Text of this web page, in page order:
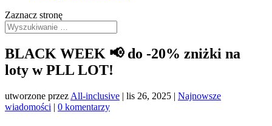
Zaznacz stronę
BLACK WEEK 📢 do -20% zniżki na
loty w PLL LOT!
utworzone przez All-inclusive | lis 26, 2025 | Najnowsze
wiadomości | 0 komentarzy